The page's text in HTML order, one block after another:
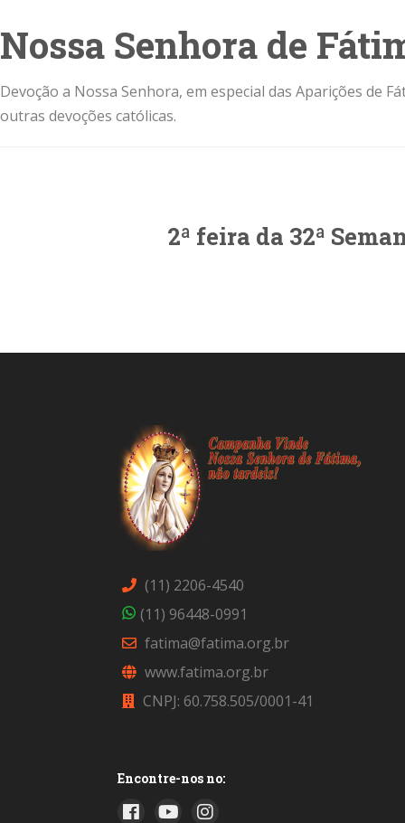
Nossa Senhora de
Devoção a Nossa Senhora, em especial das Aparições de
outras devoções católicas.
2ª feira da 32ª
(11) 2206-4540
(11) 96448-0991
fatima@fatima.org.br
www.fatima.org.br
CNPJ: 60.758.505/0001-41
Encontre-nos no: